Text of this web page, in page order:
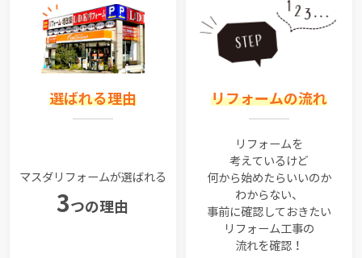
選ばれる理由
マスダリフォームが選ばれる
3つの理由
リフォームの流れ
リフォームを
考えているけど
何から始めたらいいのか
わからない、
事前に確認しておきたい
リフォーム工事の
流れを確認！